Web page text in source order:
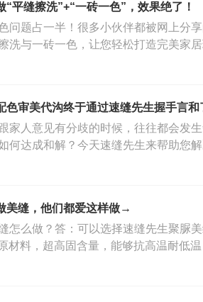
“平缝擦洗”+“一砖一色”，效果绝了！
问题占一半！很多小伙伴都被网上分
与一砖一色，让您轻松打造完美家
色审美代沟终于通过速缝先生握手言和
家人意见有分歧的时候，往往都会发
何达成和解？今天速缝先生来帮助您
美缝，他们都爱这样做→
怎么做？答：可以选择速缝先生聚脲
原材料，超高固含量，能够抗高温耐低